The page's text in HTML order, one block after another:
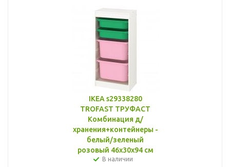
IKEA s29338280
TROFAST ТРУФАСТ
Комбинация д/
хранения+контейнеры -
белый/зеленый
розовый 46x30x94 см
В наличии